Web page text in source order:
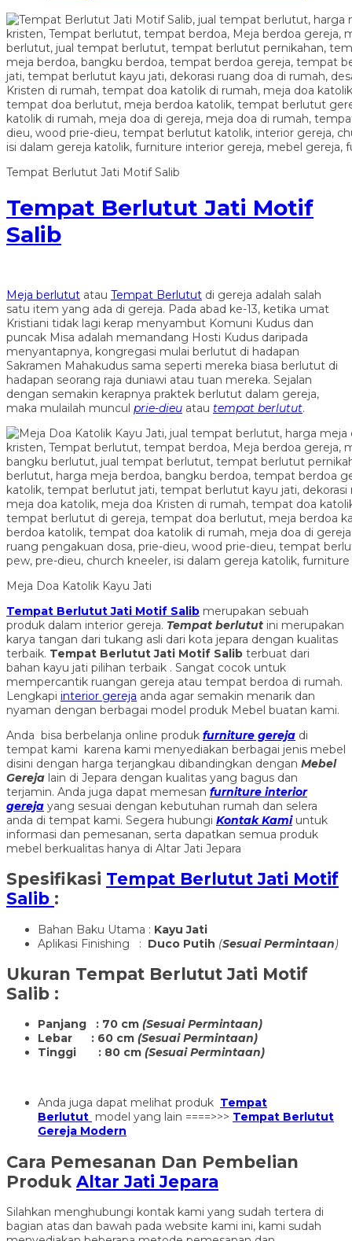
Tempat Berlutut Jati Motif Salib
Tempat Berlutut Jati Motif
Salib
Meja berlutut atau Tempat Berlutut di gereja adalah salah
satu item yang ada di gereja. Pada abad ke-13, ketika umat
Kristiani tidak lagi kerap menyambut Komuni Kudus dan
puncak Misa adalah memandang Hosti Kudus daripada
menyantapnya, kongregasi mulai berlutut di hadapan
Sakramen Mahakudus sama seperti mereka biasa berlutut di
hadapan seorang raja duniawi atau tuan mereka. Sejalan
dengan semakin kerapnya praktek berlutut dalam gereja,
maka mulailah muncul prie-dieu atau tempat berlutut.
Meja Doa Katolik Kayu Jati
Tempat Berlutut Jati Motif Salib merupakan sebuah
produk dalam interior gereja. Tempat berlutut ini merupakan
karya tangan dari tukang asli dari kota jepara dengan kualitas
terbaik. Tempat Berlutut Jati Motif Salib terbuat dari
bahan kayu jati pilihan terbaik . Sangat cocok untuk
mempercantik ruangan gereja atau tempat berdoa di rumah.
Lengkapi interior gereja anda agar semakin menarik dan
nyaman dengan berbagai model produk Mebel buatan kami.
Anda bisa berbelanja online produk furniture gereja di
tempat kami karena kami menyediakan berbagai jenis mebel
disini dengan harga terjangkau dibandingkan dengan Mebel
Gereja lain di Jepara dengan kualitas yang bagus dan
terjamin. Anda juga dapat memesan furniture interior
gereja yang sesuai dengan kebutuhan rumah dan selera
anda di tempat kami. Segera hubungi Kontak Kamiuntuk
informasi dan pemesanan, serta dapatkan semua produk
mebel berkualitas hanya di Altar Jati Jepara
Spesifikasi Tempat Berlutut Jati Motif
Salib :
Bahan Baku Utama : Kayu Jati
Aplikasi Finishing : Duco Putih (Sesuai Permintaan)
Ukuran Tempat Berlutut Jati Motif
Salib :
Panjang : 70 cm (Sesuai Permintaan)
Lebar : 60 cm (Sesuai Permintaan)
Tinggi : 80 cm (Sesuai Permintaan)
Anda juga dapat melihat produk Tempat
Berlutut model yang lain ====>>> Tempat Berlutut
Gereja Modern
Cara Pemesanan Dan Pembelian
Produk Altar Jati Jepara
Silahkan menghubungi kontak kami yang sudah tertera di
bagian atas dan bawah pada website kami ini, kami sudah